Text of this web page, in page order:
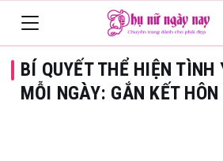
navigation
BÍ QUYẾT THỂ HIỆN TÌNH
MỖI NGÀY: GẮN KẾT